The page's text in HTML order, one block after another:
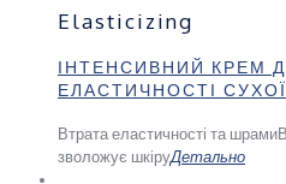
Elasticizing
ІНТЕНСИВНИЙ КРЕМ
ЕЛАСТИЧНОСТІ
Втрата еластичності та шрами
зволожує шкіруДетально